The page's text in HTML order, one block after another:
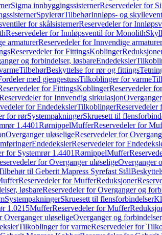
Sigma innbyggingssisternerReservedeler for
SpylerørTilbehørInnløps- og
for skålsisternerReservedeler for
Reservedeler for Innløpsventil for Monolith
armaturerReservedeler for Innvendige armaturer
Reservedeler for FittingsKoblinger
og forbindelser, løsbareEndedeksler
TilbehørBeskyttelse for rør og fittings
med gjengestussTilkoblinger for varme
for FittingsKoblingerReservedeler
for Innvendig sirkulasjon
for EndedekslerTilkoblinger
for rørSystempakningerSkruesett til
1.4401RørnippelMufferReservedeler for
Overganger uløseligeReservedeler for
EndedekslerReservedeler for
for Systemrør 1.4401RørnippelMuffer
for Overganger uløseligeOverganger
til Geberit Mapress Syrefast Stål
Reservedeler for MufferReduksjoner
løsbareReservedeler for Overganger og
SystempakningerSkruesett til flensforbindelser
1.0215MufferReservedeler for Muffer
Overganger uløseligeOverganger og
Tilkoblinger for varmeReservedeler for